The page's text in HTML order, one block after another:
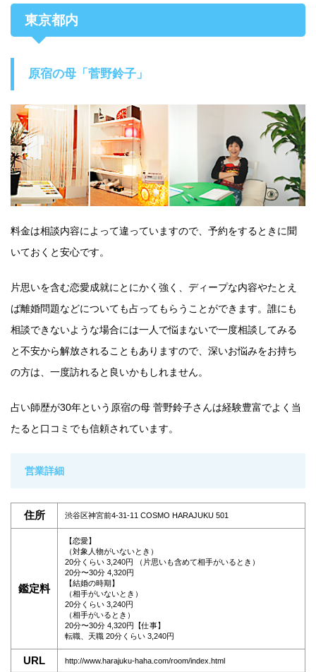
東京都内
原宿の母「菅野鈴子」
料金は相談内容によって違っていますので、予約をするときに聞
いておくと安心です。
片思いを含む恋愛成就にとにかく強く、ディープな内容やたとえ
ば離婚問題などについても占ってもらうことができます。誰にも
相談できないような場合には一人で悩まないで一度相談してみる
と不安から解放されることもありますので、深いお悩みをお持ち
の方は、一度訪れると良いかもしれません。
占い師歴が30年という原宿の母 菅野鈴子さんは経験豊富でよく当
たると口コミでも信頼されています。
営業詳細
住所 渋谷区神宮前4-31-11 COSMO HARAJUKU 501
鑑定料
【恋愛】
（対象人物がいないとき）
20分くらい 3,240円 （片思いも含めて相手がいるとき）
20分〜30分 4,320円
【結婚の時期】
（相手がいないとき）
20分くらい 3,240円
（相手がいるとき）
20分〜30分 4,320円【仕事】
転職、天職 20分くらい 3,240円
URL http://www.harajuku-haha.com/room/index.html